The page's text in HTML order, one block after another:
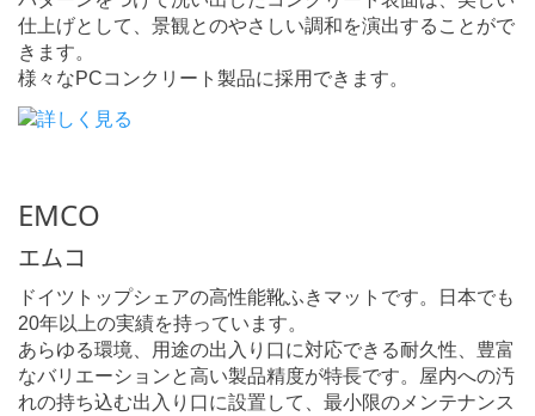
仕上げとして、景観とのやさしい調和を演出することがで
きます。
様々なPCコンクリート製品に採用できます。
EMCO
エムコ
ドイツトップシェアの高性能靴ふきマットです。日本でも
20年以上の実績を持っています。
あらゆる環境、用途の出入り口に対応できる耐久性、豊富
なバリエーションと高い製品精度が特長です。屋内への汚
れの持ち込む出入り口に設置して、最小限のメンテナンス